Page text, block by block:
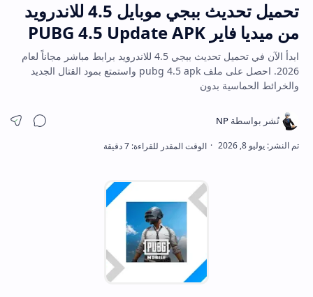
تحميل تحديث ببجي موبايل 4.5 للاندرويد
من ميديا فاير PUBG 4.5 Update APK
ابدأ الآن في تحميل تحديث ببجي 4.5 للاندرويد برابط مباشر مجاناً لعام
2026. احصل على ملف pubg 4.5 apk واستمتع بمود القتال الجديد
والخرائط الحماسية بدون